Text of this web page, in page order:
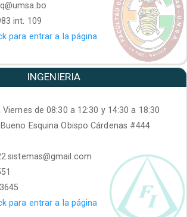
int. 109
para entrar a la página
INGENIERIA
Viernes de 08:30 a 12:30 y 14:30 a 18:30
Esquina Obispo Cárdenas #444
para entrar a la página